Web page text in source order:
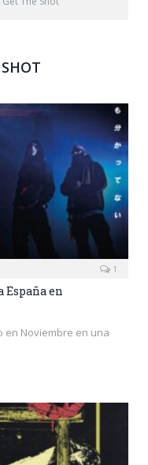
1
en
en Noviembre en una